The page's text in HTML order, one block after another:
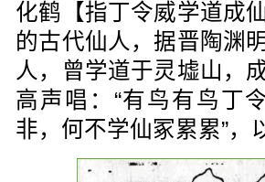
化鹤【指丁令威学道成
的古代仙人，据晋陶渊
人，曾学道于灵墟山，
高声唱：“有鸟有鸟丁
非，何不学仙冢累累”，